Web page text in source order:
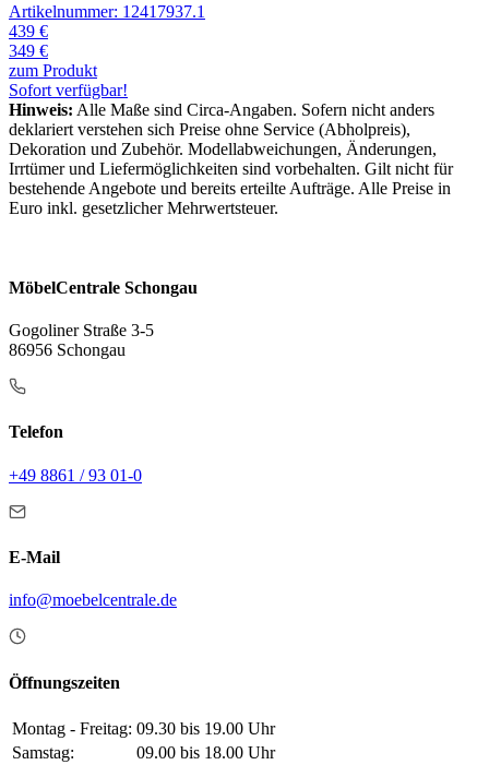
Artikelnummer: 12417937.1
439 €
349 €
zum Produkt
Sofort verfügbar!
Hinweis: Alle Maße sind Circa-Angaben. Sofern nicht anders
deklariert verstehen sich Preise ohne Service (Abholpreis),
Dekoration und Zubehör. Modellabweichungen, Änderungen,
Irrtümer und Liefermöglichkeiten sind vorbehalten. Gilt nicht für
bestehende Angebote und bereits erteilte Aufträge. Alle Preise in
Euro inkl. gesetzlicher Mehrwertsteuer.
MöbelCentrale Schongau
Gogoliner Straße 3-5
86956 Schongau
Telefon
+49 8861 / 93 01-0
E-Mail
info@moebelcentrale.de
Öffnungszeiten
Montag - Freitag: 09.30 bis 19.00 Uhr
Samstag:
09.00 bis 18.00 Uhr